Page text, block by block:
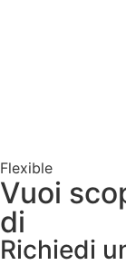
Flexible
Vuoi
di
Richiedi